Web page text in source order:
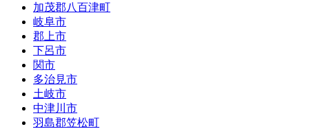
加茂郡八百津町
岐阜市
郡上市
下呂市
関市
多治見市
土岐市
中津川市
羽島郡笠松町